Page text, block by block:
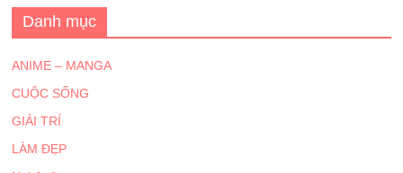
Danh mục
ANIME – MANGA
CUỘC SỐNG
GIẢI TRÍ
LÀM ĐẸP